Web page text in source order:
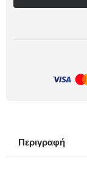
Περιγραφή